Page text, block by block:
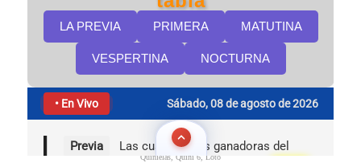
Quinielas, Quini 6, Loto